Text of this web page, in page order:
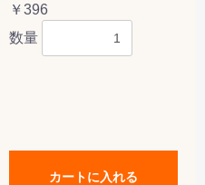
￥396
数量
カートに入れる